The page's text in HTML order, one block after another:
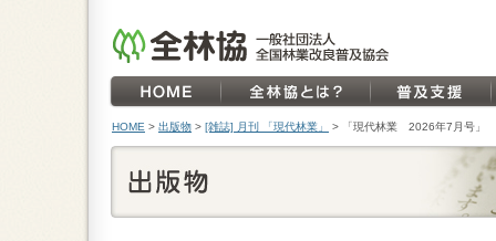
HOME > 出版物 > [雑誌] 月刊 「現代林業」 > 「現代林業 2026年7月号」